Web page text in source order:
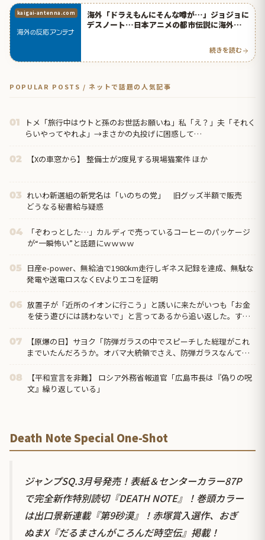
kaigai-antenna.com
海外「ドラえもんにそんな噂が…」ジョジョに
デスノート…日本アニメの都市伝説に海外驚愕
続きを読む
POPULAR POSTS / ネットで話題の人気記事
01
トメ「旅行中はウトと孫のお世話お願いね」私「え？」夫「それく
らいやってやれよ」→まさかの丸投げに困惑して…
02 【Xの車窓から】 整備士が2度見する現場猫案件 ほか
03 れいわ新選組の新党名は「いのちの党」 旧グッズ半額で販売
どうなる秘書給与疑惑
04
「ぞわっとした…」カルディで売っているコーヒーのパッケージ
が“一瞬怖い”と話題にｗｗｗｗ
05 日産e-power、無給油で1980km走行しギネス記録を達成、無駄な
発電や送電ロスなくEVよりエコを証明
06 放置子が「近所のイオンに行こう」と誘いに来たがいつも「お金
を使う遊びには誘わないで」と言ってあるから追い返した。する
07
【原爆の日】サヨク「防弾ガラスの中でスピーチした総理がこれ
までいたんだろうか。オバマ大統領でさえ、防弾ガラスなんてな
08
【平和宣言を非難】 ロシア外務省報道官「広島市長は『偽りの呪
文』繰り返している」
Death Note Special One-Shot
ジャンプSQ.3月号発売！表紙＆センターカラー87P
で完全新作特別読切『DEATH NOTE』！巻頭カラー
は出口景新連載『第9砂漠』！赤塚賞入選作、おぎ
ぬまX『だるまさんがころんだ時空伝』掲載！